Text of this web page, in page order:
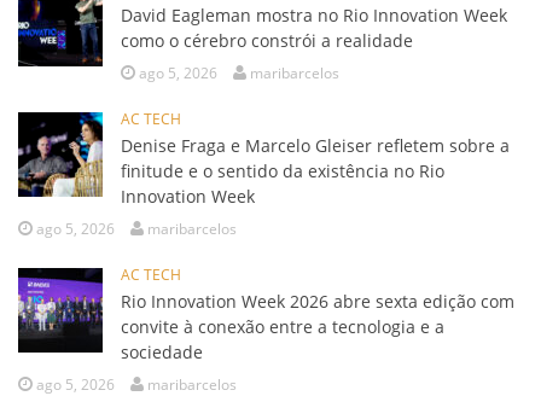
David Eagleman mostra no Rio Innovation Week
como o cérebro constrói a realidade
ago 5, 2026 maribarcelos
AC TECH
Denise Fraga e Marcelo Gleiser refletem sobre a
finitude e o sentido da existência no Rio
Innovation Week
ago 5, 2026 maribarcelos
AC TECH
Rio Innovation Week 2026 abre sexta edição com
convite à conexão entre a tecnologia e a
sociedade
ago 5, 2026 maribarcelos